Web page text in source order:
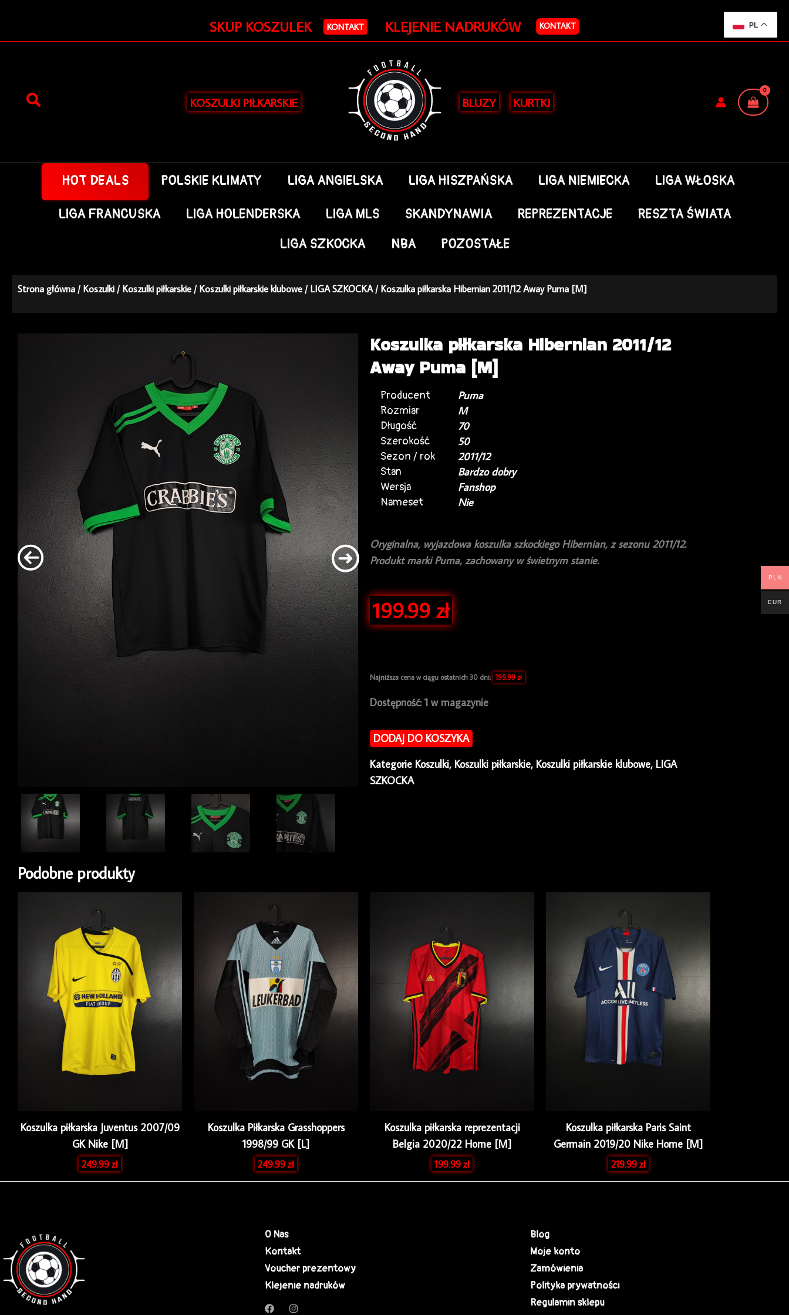
treści
SKUP KOSZULEK KONTAKT KLEJENIE NADRUKÓW KONTAKT
KOSZULKI PIŁKARSKIE BLUZY KURTKI
HOT DEALS POLSKIE KLIMATY LIGA ANGIELSKA LIGA HISZPAŃSKA LIGA NIEMIECKA LIGA WŁOSKA
LIGA FRANCUSKA LIGA HOLENDERSKA LIGA MLS SKANDYNAWIA REPREZENTACJE
RESZTA ŚWIATA
LIGA SZKOCKA
NBA POZOSTAŁE
Strona główna /Koszulki /Koszulki piłkarskie /Koszulki piłkarskie klubowe /LIGA SZKOCKA/ Koszulka piłkarska Hibernian 2011/12 Away Puma [M]
Koszulka piłkarska Hibernian 2011/12
Away Puma [M]
Producent
Puma
Rozmiar
M
Długość
70
Szerokość
50
Sezon / rok
2011/12
Stan
Bardzo dobry
Wersja
Fanshop
Nameset
Nie
Oryginalna, wyjazdowa koszulka szkockiego Hibernian, z sezonu 2011/12.
Produkt marki Puma, zachowany w świetnym stanie.
199.99 zł
Najniższa cena w ciągu ostatnich 30 dni: 199.99 zł
Dostępność: 1 w magazynie
ilość
piłkarska
Hibernian
2011/12
Away
DODAJ DO KOSZYKA
Kategorie Koszulki, Koszulki piłkarskie, Koszulki piłkarskie klubowe, LIGA
SZKOCKA
Podobne produkty
Koszulka piłkarska Juventus 2007/09
GK Nike [M]
249.99zł
Koszulka Piłkarska Grasshoppers
1998/99 GK [L]
249.99zł
Koszulka piłkarska reprezentacji
Belgia 2020/22 Home [M]
199.99zł
Koszulka piłkarska Paris Saint
Germain 2019/20 Nike Home [M]
219.99zł
O Nas
Kontakt
Voucher prezentowy
Klejenie nadruków
Blog
Moje konto
Zamówienia
Polityka prywatności
Regulamin sklepu
PL
PLN
EUR